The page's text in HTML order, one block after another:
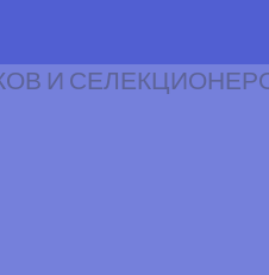
И